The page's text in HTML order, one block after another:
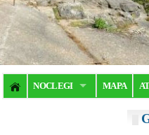
NOCLEGI MAPA